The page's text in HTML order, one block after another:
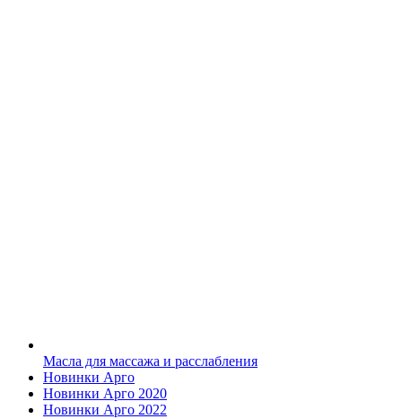
Масла для массажа и расслабления
Новинки Арго
Новинки Арго 2020
Новинки Арго 2022